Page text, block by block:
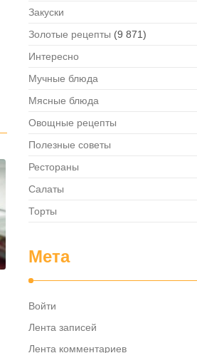
Закуски
Золотые рецепты (9 871)
Интересно
Мучные блюда
Мясные блюда
Овощные рецепты
Полезные советы
Рестораны
Салаты
Торты
Мета
Войти
Лента записей
Лента комментариев